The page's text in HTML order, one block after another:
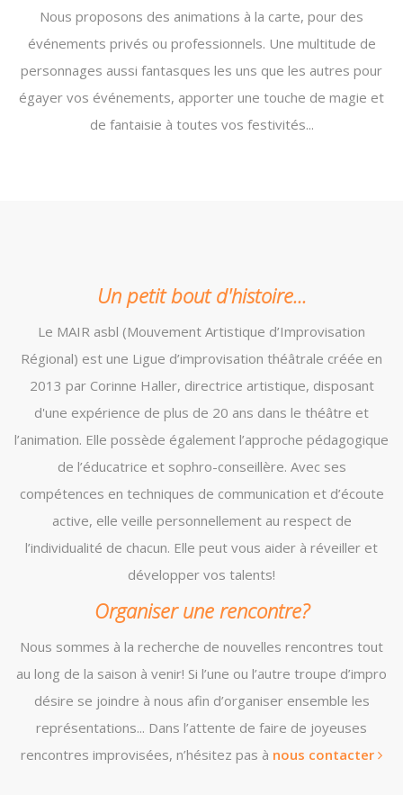
Nous proposons des animations à la carte, pour des
événements privés ou professionnels. Une multitude de
personnages aussi fantasques les uns que les autres pour
égayer vos événements, apporter une touche de magie et
de fantaisie à toutes vos festivités...
Un petit bout d'histoire...
Le MAIR asbl (Mouvement Artistique d’Improvisation
Régional) est une Ligue d’improvisation théâtrale créée en
2013 par Corinne Haller, directrice artistique, disposant
d'une expérience de plus de 20 ans dans le théâtre et
l’animation. Elle possède également l’approche pédagogique
de l’éducatrice et sophro-conseillère. Avec ses
compétences en techniques de communication et d’écoute
active, elle veille personnellement au respect de
l’individualité de chacun. Elle peut vous aider à réveiller et
développer vos talents!
Organiser une rencontre?
Nous sommes à la recherche de nouvelles rencontres tout
au long de la saison à venir! Si l’une ou l’autre troupe d’impro
désire se joindre à nous afin d’organiser ensemble les
représentations... Dans l’attente de faire de joyeuses
rencontres improvisées, n’hésitez pas à nous contacter